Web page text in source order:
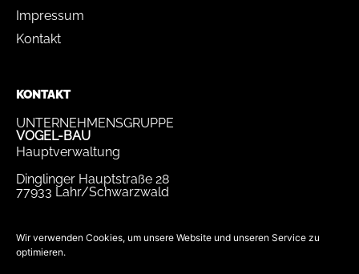
Wir verwenden Cookies, um unsere Website und unseren Service zu
optimieren.
Impressum
Kontakt
KONTAKT
UNTERNEHMENSGRUPPE
VOGEL-BAU
Hauptverwaltung
Dinglinger Hauptstraße 28
77933 Lahr/Schwarzwald
bewerbung@vogel-bau.de